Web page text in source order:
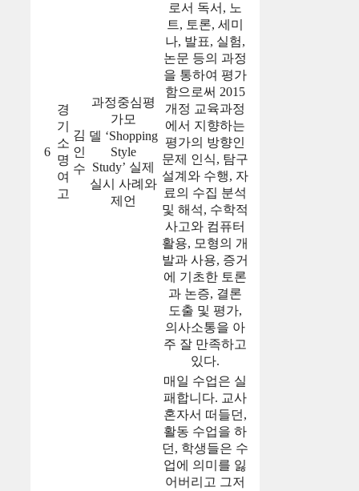
6
경
기
소
명
여
고
김
인
수
과정중심평
가모
델 ‘Shopping
Style
Study’ 실제
실시 사례와
제언
로서 독서, 노
트, 토론, 세미
나, 발표, 실험,
논문 등의 과정
을 통하여 평가
함으로써 2015
개정 교육과정
에서 지향하는
평가의 방향인
문제 인식, 탐구
설계와 수행, 자
료의 수집 분석
및 해석, 수학적
사고와 컴퓨터
활용, 모형의 개
발과 사용, 증거
에 기초한 토론
과 논증, 결론
도출 및 평가,
의사소통을 아
주 잘 만족하고
있다.
매일 수업은 실
패합니다. 교사
혼자서 떠들던,
활동 수업을 하
던, 학생들은 수
업에 의미를 잃
어버리고 그저